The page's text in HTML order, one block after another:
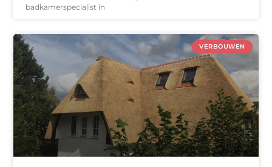
badkamerspecialist in
VERBOUWEN